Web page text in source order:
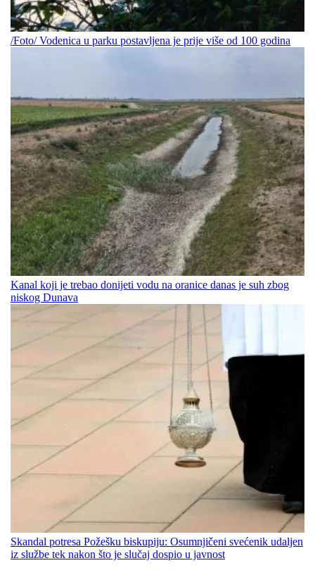
/Foto/ Vodenica u parku postavljena je prije više od 100 godina
Kanal koji je trebao donijeti vodu na oranice danas je suh zbog
niskog Dunava
Skandal potresa Požešku biskupiju: Osumnjičeni svećenik udaljen
iz službe tek nakon što je slučaj dospio u javnost